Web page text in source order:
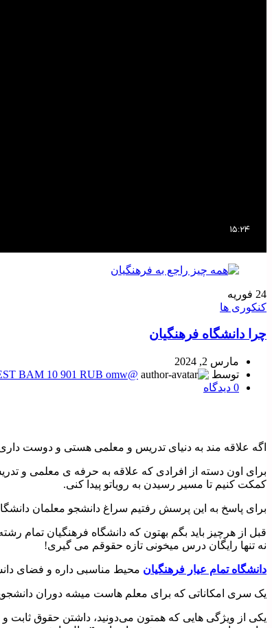
24 فوریه
کنکوری ها
چرا دانشگاه فرهنگیان
مارس 2, 2024
توسط
@deva9191 - telegram TINKOFF INVEST BAM 10 901 RUB omw
0 دیدگاه
اگه علاقه مند به دنیای تدریس و معلمی هستی و دوست
برای اون دسته از افرادی که علاقه به حرفه ی معلمی و
کمکت کنیم تا مسیر رسیدن به رویاتو پیدا کنی.
برای پاسخ به این پرسش رفتیم سراغ دانشجو معلمان
نه تنها رایگان درس میخونی تازه حقوقم می گیری!
دانشگاه تمام عیار فرهنگیان محیط مناسبی داره و فضای
یک سری امکاناتی که برای معلم هاست میشه دوران